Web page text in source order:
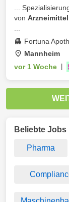
...
von
Fortuna
Mannheim
vor 1 Woche
Beliebte Jobs
Pharma